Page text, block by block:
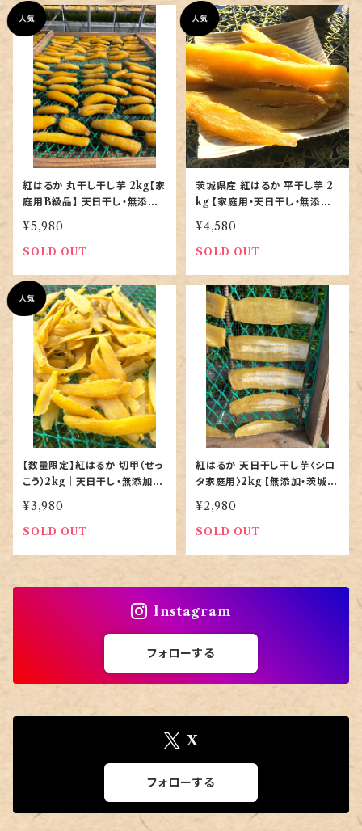
紅はるか 丸干し干し芋 2kg【家
庭用B級品】 天日干し・無添加
｜茨城産｜お買い得バラ詰め
¥5,980
SOLD OUT
茨城県産 紅はるか 平干し芋 2
kg 【家庭用・天日干し・無添加
｜農家直送】
¥4,580
SOLD OUT
【数量限定】紅はるか 切甲（せっ
こう）2kg｜天日干し・無添加｜
¥3,980
SOLD OUT
紅はるか 天日干し干し芋〈シロ
タ家庭用〉2kg 【無添加・茨城県
¥2,980
SOLD OUT
Instagram
フォローする
X
フォローする